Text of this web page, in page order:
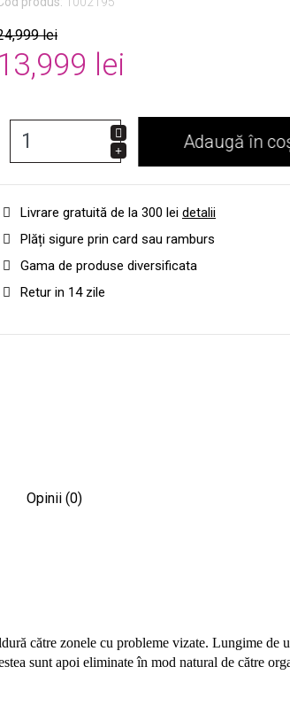
lei
13,999 lei
Adaugă în
Livrare gratuită de la 300 lei detalii
Plăți sigure prin card sau ramburs
Gama de produse diversificata
Retur in 14 zile
Opinii (0)
către zonele cu probleme vizate. Lungime de
sunt apoi eliminate în mod natural de către